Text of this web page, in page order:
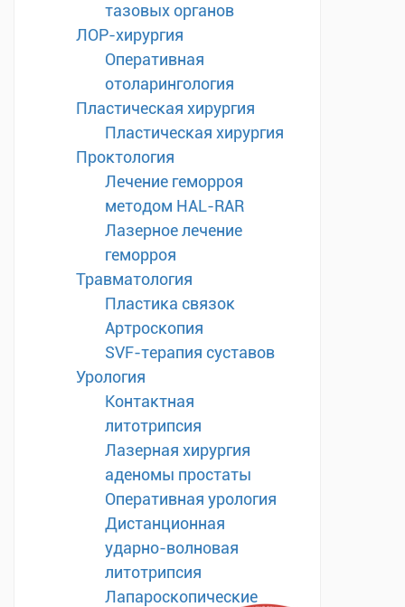
тазовых органов
ЛОР-хирургия
Оперативная
отоларингология
Пластическая хирургия
Пластическая хирургия
Проктология
Лечение геморроя
методом HAL-RAR
Лазерное лечение
геморроя
Травматология
Пластика связок
Артроскопия
SVF-терапия суставов
Урология
Контактная
литотрипсия
Лазерная хирургия
аденомы простаты
Оперативная урология
Дистанционная
ударно-волновая
литотрипсия
Лапароскопические